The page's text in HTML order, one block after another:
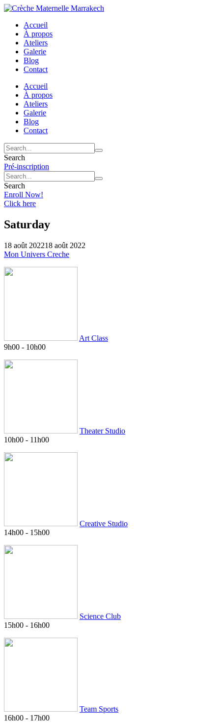
Accueil
À propos
Ateliers
Galerie
Blog
Contact
Accueil
À propos
Ateliers
Galerie
Blog
Contact
Search
Pré-inscription
Search
Enroll Now!
Click here
Saturday
18 août 202218 août 2022
Mon Univers Creche
Art Class
9h00 - 10h00
Theater Studio
10h00 - 11h00
Creative Studio
14h00 - 15h00
Science Club
15h00 - 16h00
Team Sports
16h00 - 17h00